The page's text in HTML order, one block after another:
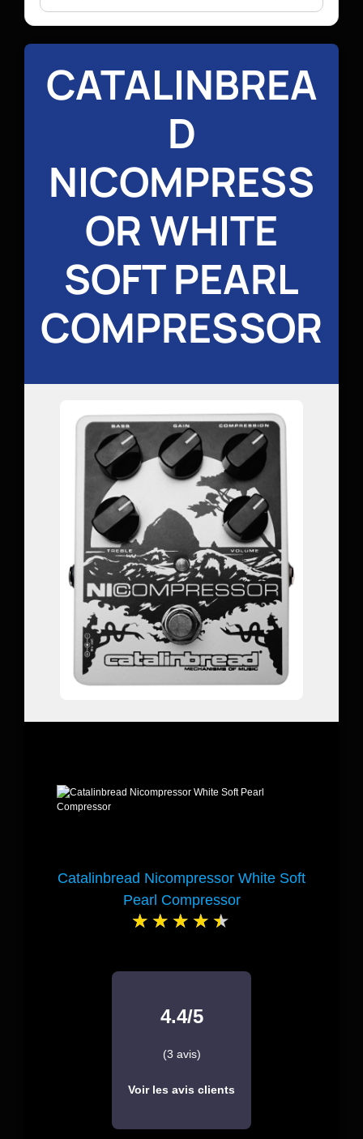
CATALINBREA
D
NICOMPRESS
OR WHITE
SOFT PEARL
COMPRESSOR
Catalinbread Nicompressor White Soft
Pearl Compressor
4.4/5
(3 avis)
Voir les avis clients